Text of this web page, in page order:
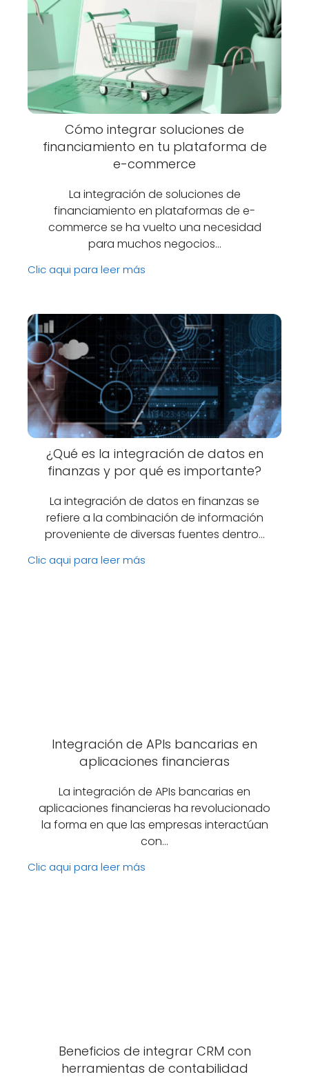
Cómo integrar soluciones de
financiamiento en tu plataforma de
e-commerce
La integración de soluciones de
financiamiento en plataformas de e-
commerce se ha vuelto una necesidad
para muchos negocios…
Clic aqui para leer más
¿Qué es la integración de datos en
finanzas y por qué es importante?
La integración de datos en finanzas se
refiere a la combinación de información
proveniente de diversas fuentes dentro…
Clic aqui para leer más
Integración de APIs bancarias en
aplicaciones financieras
La integración de APIs bancarias en
aplicaciones financieras ha revolucionado
la forma en que las empresas interactúan
con…
Clic aqui para leer más
Beneficios de integrar CRM con
herramientas de contabilidad